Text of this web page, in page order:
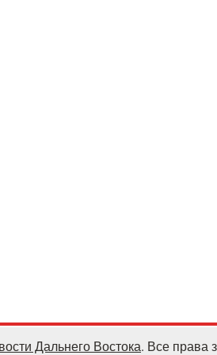
Дальнего Востока. Все права